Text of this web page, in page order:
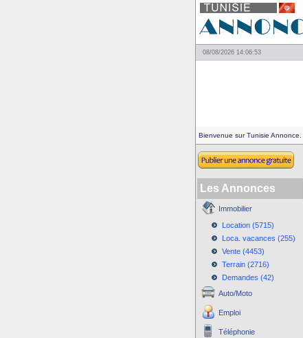
08/08/2026 14:06:53
Bienvenue sur Tunisie Annonce.
Les Annonces
Immobilier
Location (5715)
Loca. vacances (255)
Vente (4453)
Terrain (2716)
Demandes (42)
Auto/Moto
Emploi
Téléphonie